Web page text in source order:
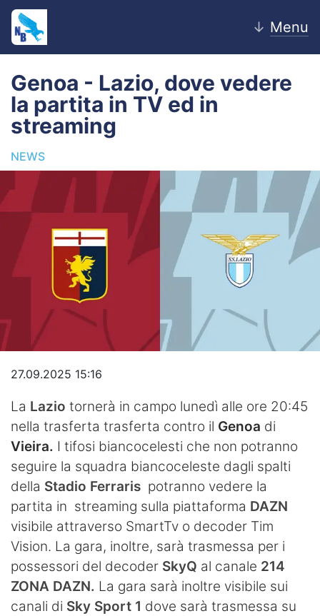
↓ Menu
Home
News
Editoriale
Pagelle
Settore Giovanile
Lazio Women
Calciomercato
Video
Genoa - Lazio, dove vedere
la partita in TV ed in
streaming
NEWS
27.09.2025 15:16
La Lazio tornerà in campo lunedì alle ore 20:45
nella trasferta trasferta contro il Genoa di
Vieira. I tifosi biancocelesti che non potranno
seguire la squadra biancoceleste dagli spalti
della Stadio Ferraris potranno vedere la
partita in streaming sulla piattaforma DAZN
visibile attraverso SmartTv o decoder Tim
Vision. La gara, inoltre, sarà trasmessa per i
possessori del decoder SkyQ al canale 214
ZONA DAZN. La gara sarà inoltre visibile sui
canali di Sky Sport 1 dove sarà trasmessa su